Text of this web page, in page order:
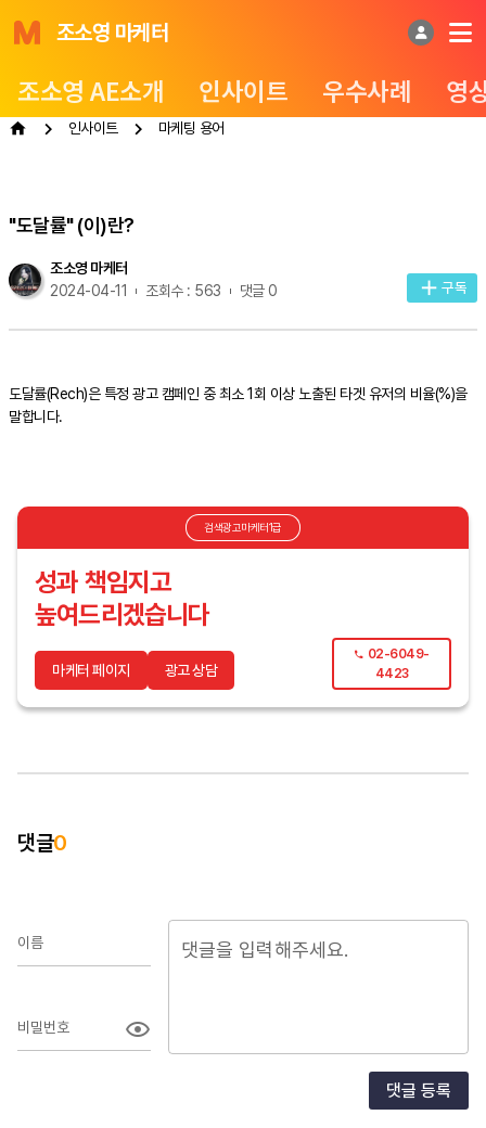
조소영 마케터
조소영 AE소개 인사이트 우수사례 영
인사이트 마케팅 용어
"도달률" (이)란?
조소영 마케터
2024-04-11
조회수 : 563 댓글 0 구독
도달률(Rech)은 특정 광고 캠페인 중 최소 1회 이상 노출된 타겟 유저의 비율(%)을
말합니다.
검색광고마케터1급
성과 책임지고
높여드리겠습니다
마케터 페이지 광고 상담
02-6049-
4423
댓글0
이름
비밀번호
댓글 등록